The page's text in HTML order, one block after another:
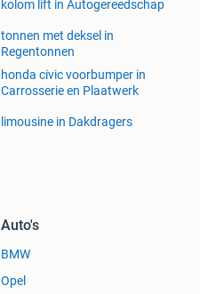
kolom lift in Autogereedschap
tonnen met deksel in
Regentonnen
honda civic voorbumper in
Carrosserie en Plaatwerk
limousine in Dakdragers
Auto's
BMW
Opel